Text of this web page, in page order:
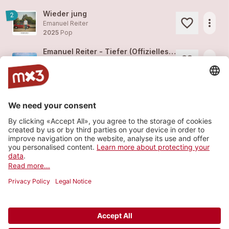
2 Wieder jung
Emanuel Reiter
2025 Pop
more_horiz
Emanuel Reiter - Tiefer (Offizielles Video)
2025
3
2025Pop
2 Beste Zeit
Emanuel Reiter
2024Pop
more_horiz